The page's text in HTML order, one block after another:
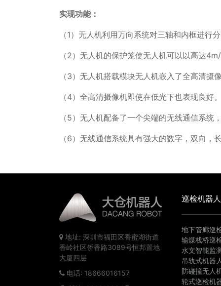
实现功能：
（1）无人机利用万向系统对三轴和内框进行
（2）无人机的保护笼使无人机可以以高达
（3）无人机搭载模块无人机嵌入了全高清
（4）全高清摄像机即使在低光下也表现良
（5）无人机配备了一个尖端的无线通信系
（6）无线通信系统具有强大的数字，双向
地址: 深圳市福田区香蜜湖街道
香岭社区侨香路3089号恒邦置地
大厦四层
电话: 18666016157
巡检机器人
地下管廊巡
输煤栈桥巡
水文智能监
吊轨式机器
防碰撞无人
轮式巡检机